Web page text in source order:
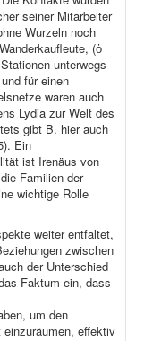
seiner Mitarbeiter
Wurzeln noch
(ὁ
unterwegs
für einen
waren auch
Lydia zur Welt des
gibt B. hier auch
Ein
ist Irenäus von
Familien der
wichtige Rolle
weiter entfaltet,
zwischen
der Unterschied
Faktum ein, dass
um den
effektiv